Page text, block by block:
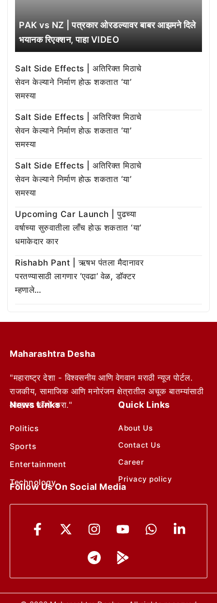
PAK vs NZ | पत्रकार ओरडल्यावर बाबर आझमने दिले
भयानक रिएक्शन, पाहा VIDEO
Salt Side Effects | अतिरिक्त मिठाचे
सेवन केल्याने निर्माण होऊ शकतात ‘या’
समस्या
Salt Side Effects | अतिरिक्त मिठाचे
सेवन केल्याने निर्माण होऊ शकतात ‘या’
समस्या
Salt Side Effects | अतिरिक्त मिठाचे
सेवन केल्याने निर्माण होऊ शकतात ‘या’
समस्या
Upcoming Car Launch | पुढच्या
वर्षाच्या सुरुवातीला लाँच होऊ शकतात ‘या’
धमाकेदार कार
Rishabh Pant | ऋषभ पंतला मैदानावर
परतण्यासाठी लागणार ‘एवढा’ वेळ, डॉक्टर
म्हणाले…
Maharashtra Desha
"महाराष्ट्र देशा - विश्वसनीय आणि वेगवान मराठी न्यूज पोर्टल.
राजकीय, सामाजिक आणि मनोरंजन क्षेत्रातील अचूक बातम्यांसाठी
आम्हाला फॉलो करा."
News Links
Politics
Sports
Entertainment
Technology
Quick Links
About Us
Contact Us
Career
Privacy policy
Follow Us On Social Media